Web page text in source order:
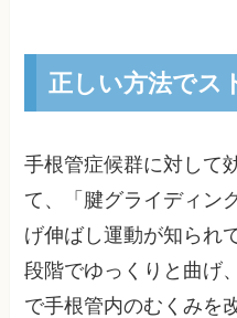
正しい方法でス
手根管症候群に対して
て、「腱グライディン
げ伸ばし運動が知られ
段階でゆっくりと曲げ
で手根管内のむくみを